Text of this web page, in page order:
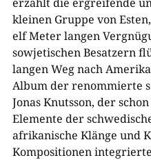
kleinen Gruppe von
elf Meter langen
sowjetischen Besatzern
langen Weg nach
Album der renommierte
Jonas Knutsson, der
Elemente der
afrikanische Klänge und
Kompositionen